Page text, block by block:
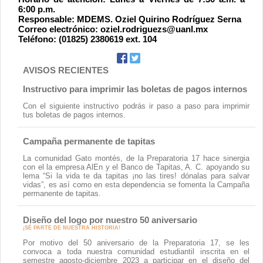
Contacto
6:00 p.m.
Responsable: MDEMS. Oziel Quirino Rodríguez Serna
Correo electrónico: oziel.rodriguezs@uanl.mx
Teléfono: (01825) 2380619 ext. 104
AVISOS RECIENTES
Instructivo para imprimir las boletas de pagos internos
Con el siguiente instructivo podrás ir paso a paso para imprimir
tus boletas de pagos internos.
Campaña permanente de tapitas
La comunidad Gato montés, de la Preparatoria 17 hace sinergia
con el la empresa AlEn y el Banco de Tapitas, A. C. apoyando su
lema “Si la vida te da tapitas ¡no las tires! dónalas para salvar
vidas”, es así como en esta dependencia se fomenta la Campaña
permanente de tapitas.
Diseño del logo por nuestro 50 aniversario
¡SÉ PARTE DE NUESTRA HISTORIA!
Por motivo del 50 aniversario de la Preparatoria 17, se les
convoca a toda nuestra comunidad estudiantil inscrita en el
semestre agosto-diciembre 2023 a participar en el diseño del